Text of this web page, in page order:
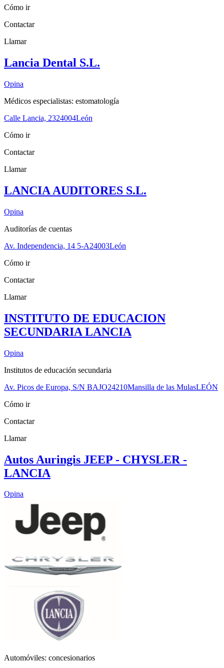
Cómo ir
Contactar
Llamar
Lancia Dental S.L.
Opina
Médicos especialistas: estomatología
Calle Lancia, 2324004León
Cómo ir
Contactar
Llamar
LANCIA AUDITORES S.L.
Opina
Auditorías de cuentas
Av. Independencia, 14 5-A24003León
Cómo ir
Contactar
Llamar
INSTITUTO DE EDUCACION
SECUNDARIA LANCIA
Opina
Institutos de educación secundaria
Av. Picos de Europa, S/N BAJO24210Mansilla de las MulasLEÓN
Cómo ir
Contactar
Llamar
Autos Auringis JEEP - CHYSLER -
LANCIA
Opina
Automóviles: concesionarios